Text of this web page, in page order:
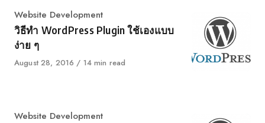
Category
Website Development
วิธีทำ WordPress Plugin ใช้เองแบบ
ง่าย ๆ
Published
August 28, 2016 14 min read
Category
Website Development